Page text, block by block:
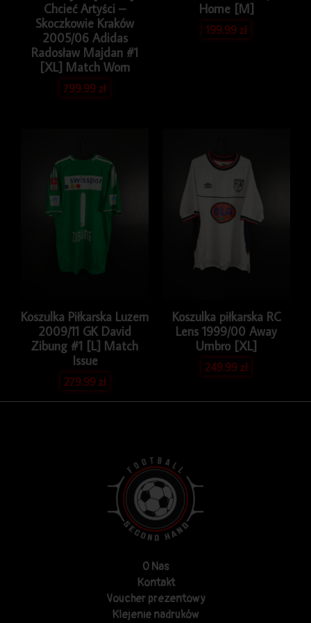
Chcieć Artyści –
Skoczkowie Kraków
2005/06 Adidas
Radosław Majdan #1
[XL] Match Worn
799.99zł
Home [M]
199.99zł
Koszulka Piłkarska Luzern
2009/11 GK David
Zibung #1 [L] Match
Issue
279.99zł
Koszulka piłkarska RC
Lens 1999/00 Away
Umbro [XL]
249.99zł
O Nas
Kontakt
Voucher prezentowy
Klejenie nadruków